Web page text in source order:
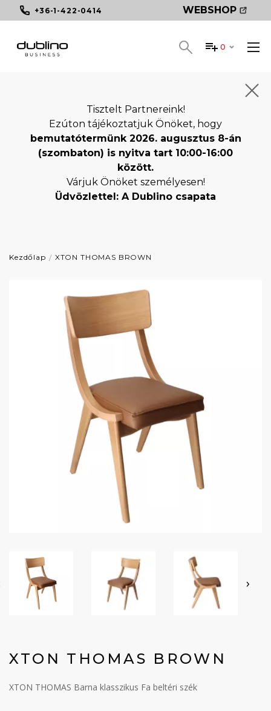
+36-1-422-0414 WEBSHOP
0
Tisztelt Partnereink!
Ezúton tájékoztatjuk Önöket, hogy
bemutatótermünk 2026. augusztus 8-án
(szombaton) is nyitva tart 10:00-16:00
között.
Várjuk Önöket személyesen!
Üdvözlettel: A Dublino csapata
Kezdőlap XTON THOMAS BROWN
›
XTON THOMAS BROWN
XTON THOMAS Barna klasszikus Fa beltéri szék